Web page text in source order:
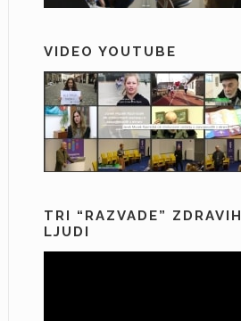
VIDEO YOUTUBE
TRI “RAZVADE” ZDRAVIH
LJUDI